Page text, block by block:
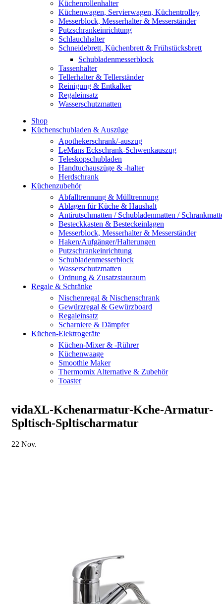
Küchenrollenhalter
Küchenwagen, Servierwagen, Küchentrolley
Messerblock, Messerhalter & Messerständer
Putzschrankeinrichtung
Schlauchhalter
Schneidebrett, Küchenbrett & Frühstücksbrett
Schubladenmesserblock
Tassenhalter
Tellerhalter & Tellerständer
Reinigung & Entkalker
Regaleinsatz
Wasserschutzmatten
Shop
Küchenschubladen & Auszüge
Apothekerschrank/-auszug
LeMans Eckschrank-Schwenkauszug
Teleskopschubladen
Handtuchauszüge & -halter
Herdschrank
Küchenzubehör
Abfalltrennung & Mülltrennung
Ablagen für Küche & Haushalt
Antirutschmatten / Schubladenmatten /
Besteckkasten & Besteckeinlagen
Messerblock, Messerhalter & Messerständer
Haken/Aufgänger/Halterungen
Putzschrankeinrichtung
Schubladenmesserblock
Wasserschutzmatten
Ordnung & Zusatzstauraum
Regale & Schränke
Nischenregal & Nischenschrank
Gewürzregal & Gewürzboard
Regaleinsatz
Scharniere & Dämpfer
Küchen-Elektrogeräte
Küchen-Mixer & -Rührer
Küchenwaage
Smoothie Maker
Thermomix Alternative & Zubehör
Toaster
vidaXL-Kchenarmatur-Kche-Armatur-
Spltisch-Spltischarmatur
22 Nov.